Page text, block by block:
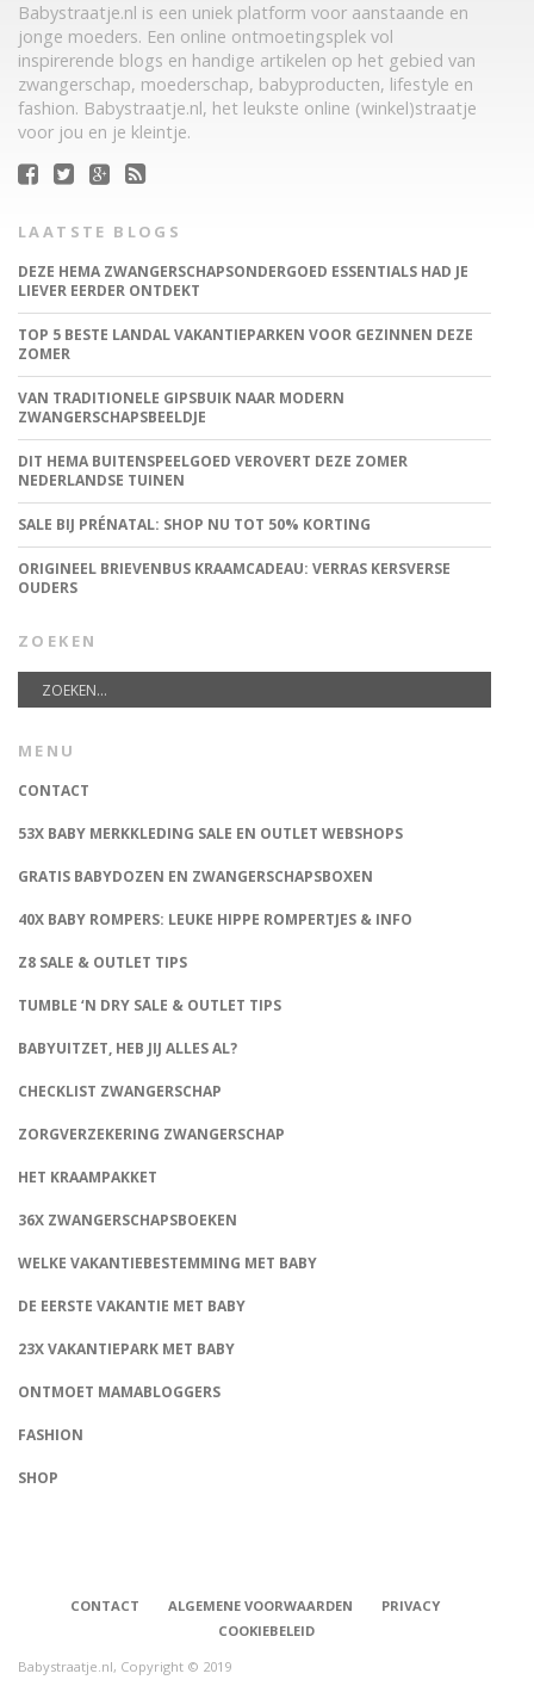
Babystraatje.nl is een uniek platform voor aanstaande en
jonge moeders. Een online ontmoetingsplek vol
inspirerende blogs en handige artikelen op het gebied van
zwangerschap, moederschap, babyproducten, lifestyle en
fashion. Babystraatje.nl, het leukste online (winkel)straatje
voor jou en je kleintje.
LAATSTE BLOGS
DEZE HEMA ZWANGERSCHAPSONDERGOED ESSENTIALS HAD JE
LIEVER EERDER ONTDEKT
TOP 5 BESTE LANDAL VAKANTIEPARKEN VOOR GEZINNEN DEZE
ZOMER
VAN TRADITIONELE GIPSBUIK NAAR MODERN
ZWANGERSCHAPSBEELDJE
DIT HEMA BUITENSPEELGOED VEROVERT DEZE ZOMER
NEDERLANDSE TUINEN
SALE BIJ PRÉNATAL: SHOP NU TOT 50% KORTING
ORIGINEEL BRIEVENBUS KRAAMCADEAU: VERRAS KERSVERSE
OUDERS
ZOEKEN
MENU
CONTACT
53X BABY MERKKLEDING SALE EN OUTLET WEBSHOPS
GRATIS BABYDOZEN EN ZWANGERSCHAPSBOXEN
40X BABY ROMPERS: LEUKE HIPPE ROMPERTJES & INFO
Z8 SALE & OUTLET TIPS
TUMBLE ‘N DRY SALE & OUTLET TIPS
BABYUITZET, HEB JIJ ALLES AL?
CHECKLIST ZWANGERSCHAP
ZORGVERZEKERING ZWANGERSCHAP
HET KRAAMPAKKET
36X ZWANGERSCHAPSBOEKEN
WELKE VAKANTIEBESTEMMING MET BABY
DE EERSTE VAKANTIE MET BABY
23X VAKANTIEPARK MET BABY
ONTMOET MAMABLOGGERS
FASHION
SHOP
CONTACT ALGEMENE VOORWAARDEN
PRIVACY
COOKIEBELEID
Babystraatje.nl, Copyright © 2019